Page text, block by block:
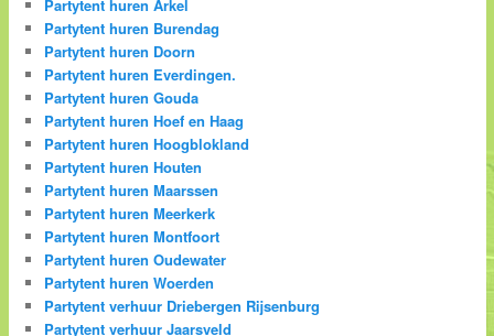
Partytent huren Arkel
Partytent huren Burendag
Partytent huren Doorn
Partytent huren Everdingen.
Partytent huren Gouda
Partytent huren Hoef en Haag
Partytent huren Hoogblokland
Partytent huren Houten
Partytent huren Maarssen
Partytent huren Meerkerk
Partytent huren Montfoort
Partytent huren Oudewater
Partytent huren Woerden
Partytent verhuur Driebergen Rijsenburg
Partytent verhuur Jaarsveld